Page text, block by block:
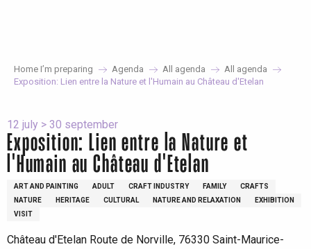
Home I’m preparing Agenda All agenda
All agenda
Exposition: Lien entre la Nature et l'Humain au Château d'Etelan
12 july > 30 september
Exposition: Lien entre la Nature et
l'Humain au Château d'Etelan
ART AND PAINTING ADULT CRAFT INDUSTRY FAMILY
CRAFTS
NATURE
HERITAGE CULTURAL NATURE AND RELAXATION
EXHIBITION
VISIT
Château d'Etelan Route de Norville, 76330 Saint-Maurice-